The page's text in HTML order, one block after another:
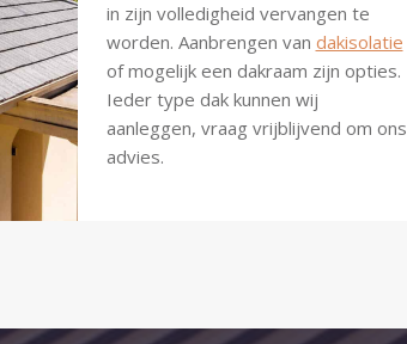
in zijn volledigheid vervangen te
worden. Aanbrengen van dakisolatie
of mogelijk een dakraam zijn opties.
Ieder type dak kunnen wij
aanleggen, vraag vrijblijvend om ons
advies.